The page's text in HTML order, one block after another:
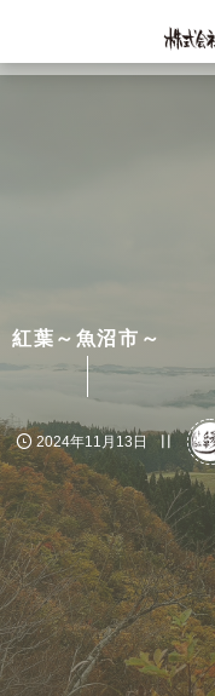
紅葉～魚沼市～
2024年11月13日